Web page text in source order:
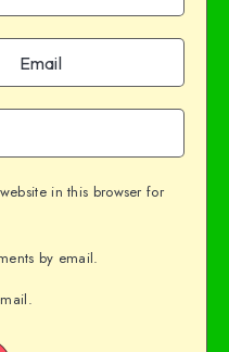
in this browser for
by email.